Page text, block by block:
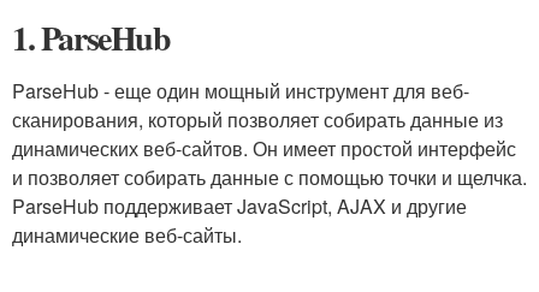
1. ParseHub
ParseHub - еще один мощный инструмент для веб-
сканирования, который позволяет собирать данные из
динамических веб-сайтов. Он имеет простой интерфейс
и позволяет собирать данные с помощью точки и щелчка.
ParseHub поддерживает JavaScript, AJAX и другие
динамические веб-сайты.